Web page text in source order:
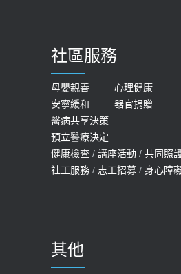
2026-05-21
女性必看國健署公費懶
查完全免費 沒做虧大了
2026-05-14
膝蓋退化有9大部位 骨科
一定得換人工關節
2019-10-08
20歲迪士尼男星因癲癇
孩最好發、醫師點出8大
2019-07-09
社區服務
母嬰親善
心理健康
安寧緩和
器官捐贈
醫病共享決策
預立醫療決定
健康檢查 / 講座活動 / 共同照
社工服務 / 志工招募 / 身心障
其他